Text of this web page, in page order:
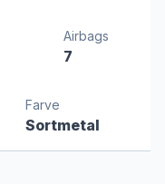
Airbags
7
Farve
Sortmetal